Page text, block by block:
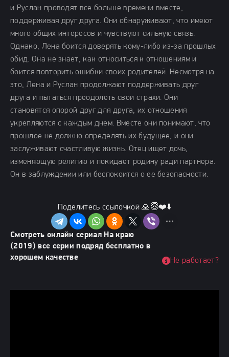
и Руслан проводят все больше времени вместе,
поддерживая друг друга. Они обнаруживают, что имеют
много общих интересов и чувствуют сильную связь.
Однако, Лена боится доверять кому-либо из-за прошлых
обид. Она не знает, как относиться к отношениям и
боится повторить ошибки своих родителей. Несмотря на
это, Лена и Руслан продолжают поддерживать друг
друга и пытаться преодолеть свои страхи. Они
становятся опорой друг для друга, их отношения
укрепляются с каждым днем. Вместе они понимают, что
прошлое не должно определять их будущее, и они
заслуживают счастливую жизнь. Отец ищет дочь,
изменяющую религию и покидает родину ради партнера.
Он в заблуждении или беспокоится о ее безопасности.
Поделитесь ссылочкой 🙏😇❤️⬇️
Смотреть онлайн сериал На краю
(2019) все серии подряд бесплатно в
хорошем качестве
Не работает?